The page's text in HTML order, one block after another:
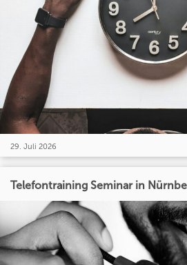
29. Juli 2026
Telefontraining Seminar in